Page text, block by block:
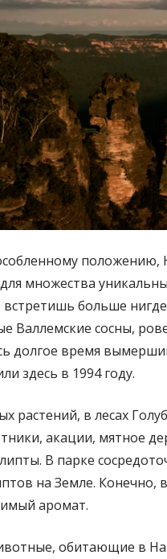
множества
встретишь больше
Валлемские сосны,
долгое время
здесь в 1994 году.
растений, в лесах
акации, мятное
В парке
на Земле. Конечно,
аромат.
обитающие в